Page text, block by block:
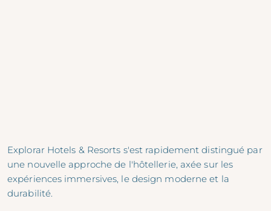
Explorar Hotels & Resorts s'est rapidement distingué par
une nouvelle approche de l'hôtellerie, axée sur les
expériences immersives, le design moderne et la
durabilité.